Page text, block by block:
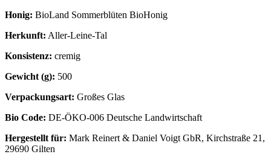
Honig: BioLand Sommerblüten BioHonig
Herkunft: Aller-Leine-Tal
Konsistenz: cremig
Gewicht (g): 500
Verpackungsart: Großes Glas
Bio Code: DE-ÖKO-006 Deutsche Landwirtschaft
Hergestellt für: Mark Reinert & Daniel Voigt GbR, Kirchstraße 21,
29690 Gilten